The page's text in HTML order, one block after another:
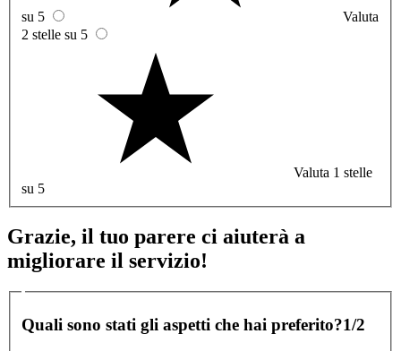
su 5
Valuta
2 stelle su 5
Valuta 1 stelle
su 5
Grazie, il tuo parere ci aiuterà a
migliorare il servizio!
Quali sono stati gli aspetti che hai preferito?1/2